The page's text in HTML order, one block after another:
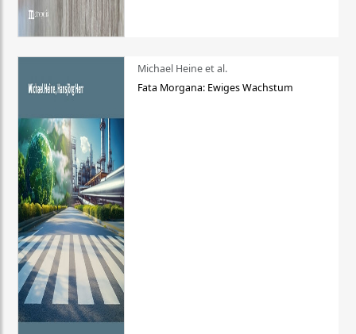
Michael Heine et al.
Fata Morgana: Ewiges Wachstum